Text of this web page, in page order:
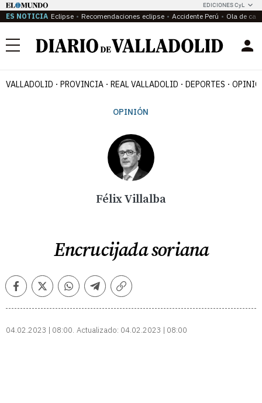
EDICIONES CyL
ES NOTICIA Eclipse Recomendaciones eclipse Accidente Perú Ola de
Menú
VALLADOLID PROVINCIA REAL VALLADOLID DEPORTES
OPINIÓN
Félix Villalba
Encrucijada soriana
FacebookTwitterWhatsappTelegramCopiar
04.02.2023 | 08:00 Actualizado: 04.02.2023 | 08:00